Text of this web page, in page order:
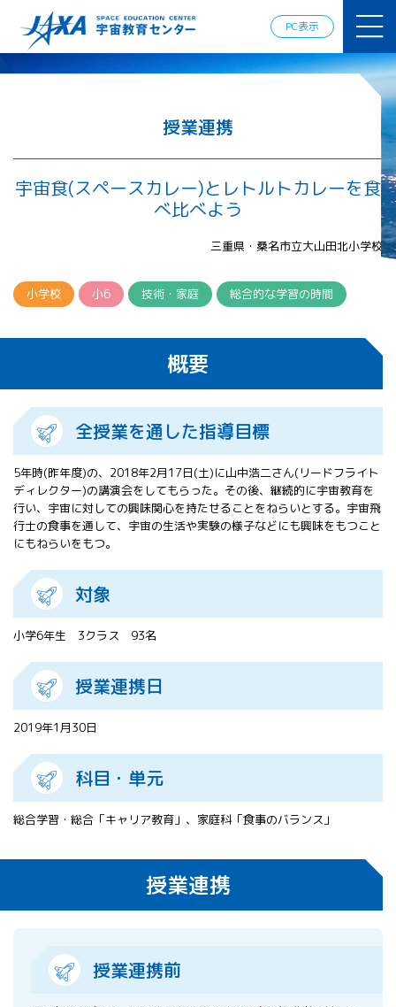
PC表示
ミー
ロスペース
情報の発
信
宇宙を活用
した教育実
践例
体験的学
習機会の
提供（国
APRSAF（ア
地域宇宙機
関会議）宇
宙教育 for
All 分科会
APRSAF宇宙
分科会 年次
会合
APRSAFポス
ターコンテ
APRSAF教員
ISEB学生派
授業連携
宇宙食(スペースカレー)とレトルトカレーを食
べ比べよう
三重県・桑名市立大山田北小学校
小学校 小6 技術・家庭 総合的な学習の時間
概要
全授業を通した指導目標
5年時(昨年度)の、2018年2月17日(土)に山中浩二さん(リードフライト
ディレクター)の講演会をしてもらった。その後、継続的に宇宙教育を
行い、宇宙に対しての興味関心を持たせることをねらいとする。宇宙飛
行士の食事を通して、宇宙の生活や実験の様子などにも興味をもつこと
にもねらいをもつ。
対象
小学6年生 3クラス 93名
授業連携日
2019年1月30日
科目・単元
総合学習・総合「キャリア教育」、家庭科「食事のバランス」
授業連携
授業連携前